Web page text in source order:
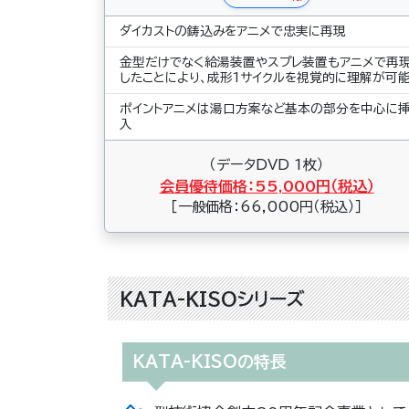
ダイカストの鋳込みをアニメで忠実に再現
金型だけでなく給湯装置やスプレ装置もアニメで再
したことにより、成形1サイクルを視覚的に理解が可
ポイントアニメは湯口方案など基本の部分を中心に
入
（データDVD 1枚）
会員優待価格：55,000円（税込）
［一般価格：66,000円（税込）］
KATA-KISOシリーズ
KATA-KISOの特長